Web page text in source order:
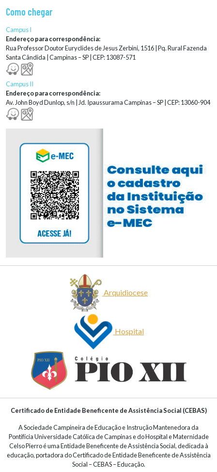
Como chegar
Campus I
Endereço para correspondência:
Rua Professor Doutor Euryclides de Jesus Zerbini, 1516 | Pq. Rural Fazenda
Santa Cândida | Campinas – SP | CEP: 13087-571
Campus II
Endereço para correspondência:
Av. John Boyd Dunlop, s/n | Jd. Ipaussurama Campinas – SP | CEP: 13060-904
Arquidiocese
Hospital
Certificado de Entidade Beneficente de Assistência Social (CEBAS)
A Sociedade Campineira de Educação e Instrução Mantenedora da
Pontifícia Universidade Católica de Campinas e do Hospital e Maternidade
Celso Pierro é uma Entidade Beneficente de Assistência Social, dedicada à
educação, portadora do Certificado de Entidade Beneficente de Assistência
Social – CEBAS – Educação.